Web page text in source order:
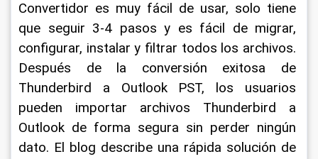
Convertidor es muy fácil de usar, solo tiene
que seguir 3-4 pasos y es fácil de migrar,
configurar, instalar y filtrar todos los archivos.
Después de la conversión exitosa de
Thunderbird a Outlook PST, los usuarios
pueden importar archivos Thunderbird a
Outlook de forma segura sin perder ningún
dato. El blog describe una rápida solución de